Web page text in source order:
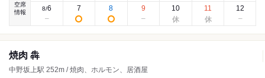
空席
情報
8/6 7 8 9 10 11 12
焼肉 犇
中野坂上駅 252m / 焼肉、ホルモン、居酒屋